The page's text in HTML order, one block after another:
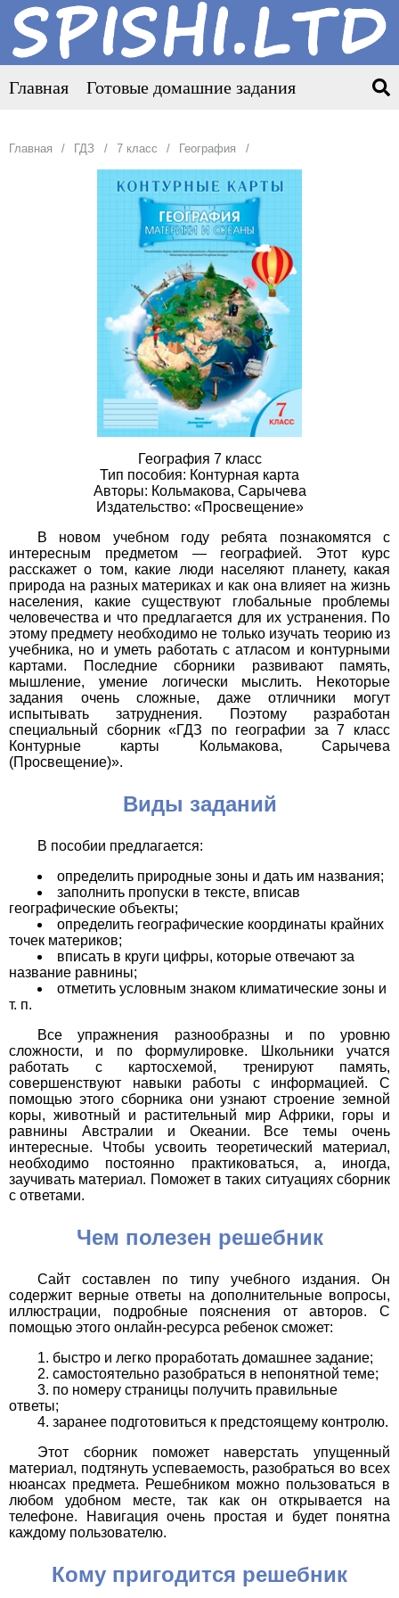
Главная Готовые домашние задания
Главная ГДЗ 7 класс География
География 7 класс
Тип пособия: Контурная карта
Авторы: Кольмакова, Сарычева
Издательство: «Просвещение»
В новом учебном году ребята познакомятся с
интересным предметом — географией. Этот курс
расскажет о том, какие люди населяют планету, какая
природа на разных материках и как она влияет на жизнь
населения, какие существуют глобальные проблемы
человечества и что предлагается для их устранения. По
этому предмету необходимо не только изучать теорию из
учебника, но и уметь работать с атласом и контурными
картами. Последние сборники развивают память,
мышление, умение логически мыслить. Некоторые
задания очень сложные, даже отличники могут
испытывать затруднения. Поэтому разработан
специальный сборник «ГДЗ по географии за 7 класс
Контурные карты Кольмакова, Сарычева
(Просвещение)».
Виды заданий
В пособии предлагается:
определить природные зоны и дать им названия;
заполнить пропуски в тексте, вписав
географические объекты;
определить географические координаты крайних
точек материков;
вписать в круги цифры, которые отвечают за
название равнины;
отметить условным знаком климатические зоны и
т. п.
Все упражнения разнообразны и по уровню
сложности, и по формулировке. Школьники учатся
работать с картосхемой, тренируют память,
совершенствуют навыки работы с информацией. С
помощью этого сборника они узнают строение земной
коры, животный и растительный мир Африки, горы и
равнины Австралии и Океании. Все темы очень
интересные. Чтобы усвоить теоретический материал,
необходимо постоянно практиковаться, а, иногда,
заучивать материал. Поможет в таких ситуациях сборник
с ответами.
Чем полезен решебник
Сайт составлен по типу учебного издания. Он
содержит верные ответы на дополнительные вопросы,
иллюстрации, подробные пояснения от авторов. С
помощью этого онлайн-ресурса ребенок сможет:
быстро и легко проработать домашнее задание;
самостоятельно разобраться в непонятной теме;
по номеру страницы получить правильные
ответы;
заранее подготовиться к предстоящему контролю.
Этот сборник поможет наверстать упущенный
материал, подтянуть успеваемость, разобраться во всех
нюансах предмета. Решебником можно пользоваться в
любом удобном месте, так как он открывается на
телефоне. Навигация очень простая и будет понятна
каждому пользователю.
Кому пригодится решебник